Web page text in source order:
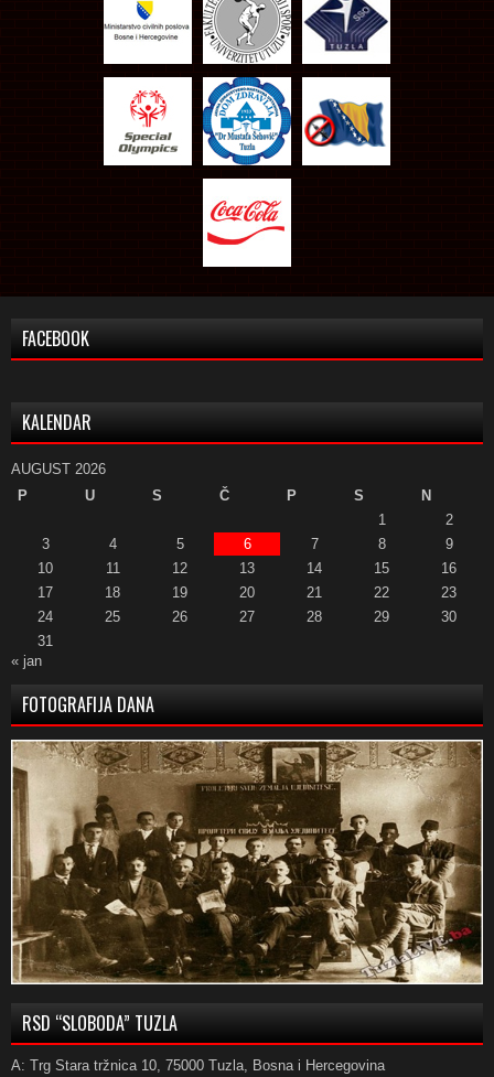
FACEBOOK
KALENDAR
AUGUST 2026
P
U S Č P S
N
1
2
3
4 5 6 7 8
9
10
11 12 13 14 15
16
17
18 19 20 21 22
23
24
25 26 27 28 29
30
31
« jan
FOTOGRAFIJA DANA
RSD “SLOBODA” TUZLA
A: Trg Stara tržnica 10, 75000 Tuzla, Bosna i Hercegovina